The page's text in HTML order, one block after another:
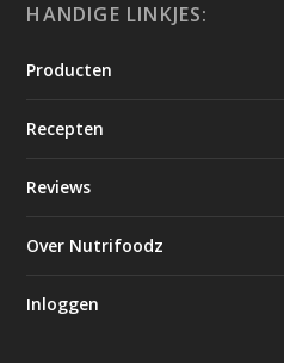
HANDIGE LINKJES:
Producten
Recepten
Reviews
Over Nutrifoodz
Inloggen